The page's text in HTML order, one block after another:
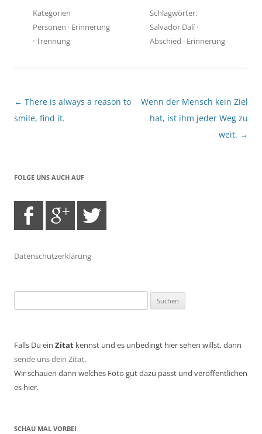
Kategorien
Personen · Erinnerung
·Trennung
Schlagwörter:
Salvador Dalí·
Abschied · Erinnerung
Beitragsnavigation
← There is always a reason to
smile, find it.
Wenn der Mensch kein Ziel
hat, ist ihm jeder Weg zu
weit. →
FOLGE UNS AUCH AUF
Datenschutzerklärung
nach:
Falls Du ein Zitat kennst und es unbedingt hier sehen willst, dann
sende uns dein Zitat.
Wir schauen dann welches Foto gut dazu passt und veröffentlichen
es hier.
SCHAU MAL VORBEI